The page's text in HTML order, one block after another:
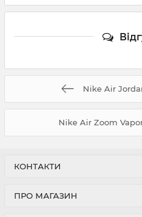
Nike Air
Nike Air Zoom
КОНТАКТИ
ПРО МАГАЗИН